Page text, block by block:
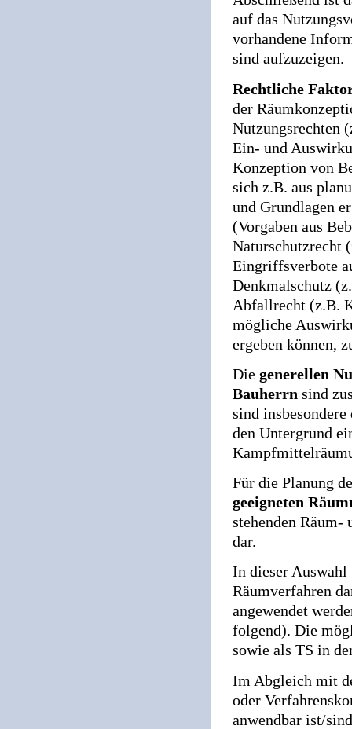
auf das
vorhandene
sind aufzuzeigen.
Rechtliche
der
Nutzungsrechten
Ein- und
Konzeption von
sich z.B. aus
und Grundlagen
(Vorgaben aus
Naturschutzrecht
Eingriffsverbote
Denkmalschutz
Abfallrecht (z.B.
mögliche
ergeben können,
Die generellen
Bauherrn sind
sind
den Untergrund
Für die Planung
geeigneten
stehenden Räum-
dar.
In dieser Auswahl
Räumverfahren
angewendet
folgend). Die
sowie als TS in
Im Abgleich mit
oder
anwendbar ist/